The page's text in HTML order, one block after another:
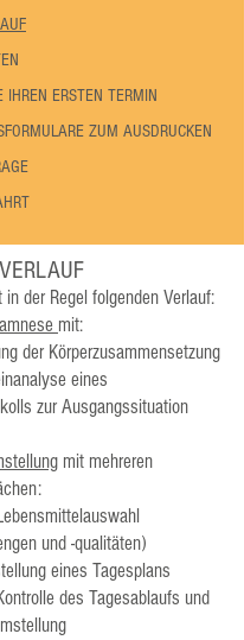
IHREN ERSTEN TERMIN
ZUM AUSDRUCKEN​
in der Regel folgenden Verlauf:
mit:
der Körperzusammensetzung
eines
zur Ausgangssituation
mit mehreren
und -qualitäten)
eines Tagesplans
des Tagesablaufs und